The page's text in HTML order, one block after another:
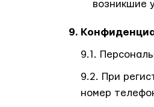
возникшие
При
номер